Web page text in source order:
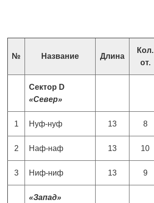
№ Название Длина
Кол.
от.
Сектор D
«Север»
1 Нуф-нуф 13 8
2 Наф-наф 13 10
3 Ниф-ниф 13 9
«Запад»